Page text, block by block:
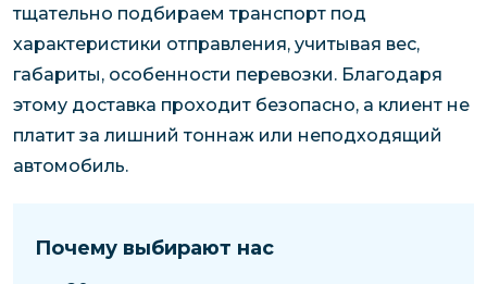
тщательно подбираем транспорт под
характеристики отправления, учитывая вес,
габариты, особенности перевозки. Благодаря
этому доставка проходит безопасно, а клиент не
платит за лишний тоннаж или неподходящий
автомобиль.
Почему выбирают нас